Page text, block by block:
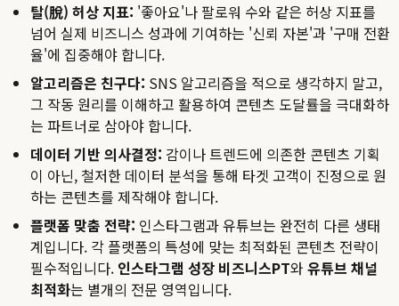
탈(脫) 허상 지표: '좋아요'나 팔로워 수와 같은 허상 지표를
넘어 실제 비즈니스 성과에 기여하는 '신뢰 자본'과 '구매 전환
율'에 집중해야 합니다.
알고리즘은 친구다: SNS 알고리즘을 적으로 생각하지 말고,
그 작동 원리를 이해하고 활용하여 콘텐츠 도달률을 극대화하
는 파트너로 삼아야 합니다.
데이터 기반 의사결정: 감이나 트렌드에 의존한 콘텐츠 기획
이 아닌, 철저한 데이터 분석을 통해 타겟 고객이 진정으로 원
하는 콘텐츠를 제작해야 합니다.
플랫폼 맞춤 전략: 인스타그램과 유튜브는 완전히 다른 생태
계입니다. 각 플랫폼의 특성에 맞는 최적화된 콘텐츠 전략이
필수적입니다. 인스타그램 성장 비즈니스PT와 유튜브 채널
최적화는 별개의 전문 영역입니다.